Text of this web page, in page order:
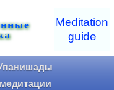
Meditation
guide